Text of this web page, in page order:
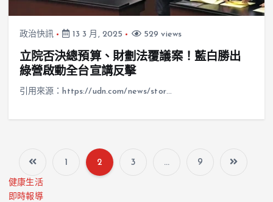
政治快訊 13 3 月, 2025 529 views
立院否決總預算、財劃法覆議案！藍白勝出
綠營啟動全台宣講反擊
引用來源：https://udn.com/news/stor…
1 2 3 ... 9
健康生活
即時報導